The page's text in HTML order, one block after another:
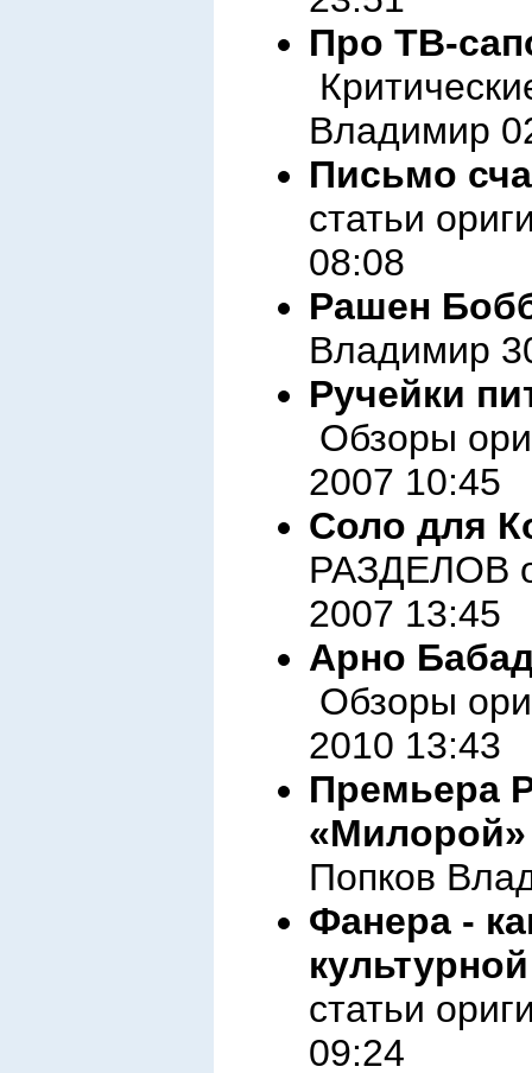
Про ТВ-
Владимир
Письмо
статьи
08:08
Рашен
Владимир
Ручейки
Обзоры
2007 10:45
Соло для
РАЗДЕЛОВ
2007 13:45
Арно
Обзоры
2010 13:43
Премьера
«Милорой»
Попков
Фанера -
статьи
09:24